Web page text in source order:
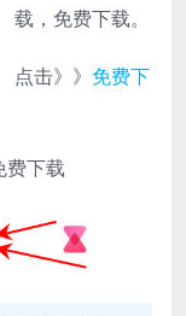
载，免费下载。
点击》》 免费下
费下载